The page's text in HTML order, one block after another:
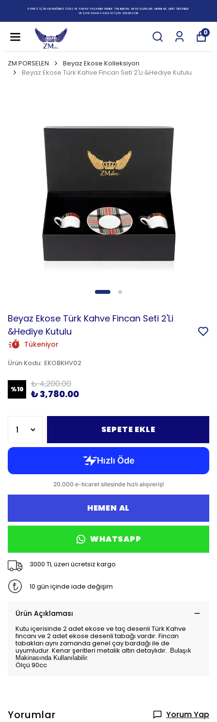
EVİNİZ İÇİN ARADIĞINIZ ÖZEL VE FARKLI TASARIM YEMEK TAKIMLARI, AKSESUARLAR, MUMLAR, DERİ ÜRÜNLER
VE ÇOK DAHA FAZLASI İÇİN ZM DECOR
0
ZM PORSELEN
Beyaz Ekose Kolleksiyon
Beyaz Ekose Türk Kahve Fincan Seti 2'Li &Hediye Kutulu
Beyaz Ekose Türk Kahve Fincan Seti 2'Li
&Hediye Kutulu
Tükeniyor
Ürün Kodu: EKOBKHV02
%10 ₺ 4,200.00
₺ 3,780.00
SEPETE EKLE
HEMEN AL
WHATSAPP
3000 TL üzeri ücretsiz kargo
10 gün içinde iade değişim
Ürün Açıklaması
Kutu içerisinde 2 adet ekose ve taç desenli Türk Kahve
fincanı ve 2 adet ekose desenli tabağı vardır. Fincan
tabakları aynı zamanda genel çay bardağı ile de
uyumludur. Kenar şeritleri metalik altın detaylıdır. . Bulaşık
Makinasında Kullanılabilir.
Ölçü 90cc
Yorumlar Yorum Yap